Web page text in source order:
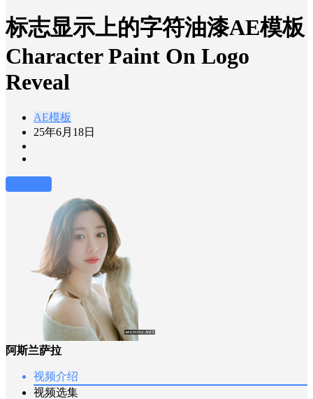
标志显示上的字符油漆AE模板
Character Paint On Logo
Reveal
AE模板
25年6月18日
阿斯兰萨拉
视频介绍
视频选集